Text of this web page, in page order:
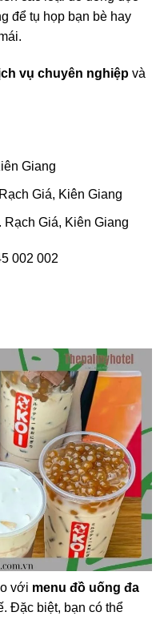
để tụ họp bạn bè hay
vụ chuyên nghiệp và
Giang
Giá, Kiên Giang
Rạch Giá, Kiên Giang
002 002
với menu đồ uống đa
Đặc biệt, bạn có thể